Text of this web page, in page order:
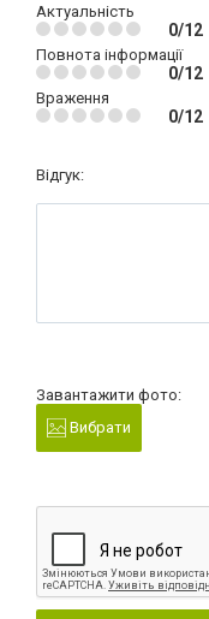
Актуальність
0/12
Повнота інформації
0/12
Враження
0/12
Відгук:
Завантажити фото:
Вибрати